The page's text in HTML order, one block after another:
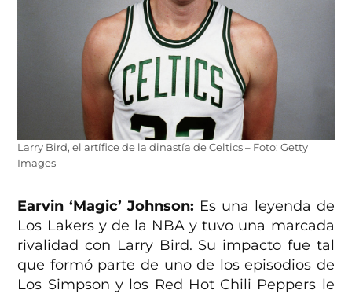
Larry Bird, el artífice de la dinastía de Celtics – Foto: Getty
Images
Earvin ‘Magic’ Johnson: Es una leyenda de
Los Lakers y de la NBA y tuvo una marcada
rivalidad con Larry Bird. Su impacto fue tal
que formó parte de uno de los episodios de
Los Simpson y los Red Hot Chili Peppers le